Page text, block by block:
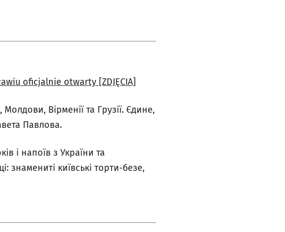
oficjalnie otwarty [ZDJĘCIA]
Вірменії та Грузії. Єдине,
Павлова.
і напоїв з України та
знамениті київські торти-безе,